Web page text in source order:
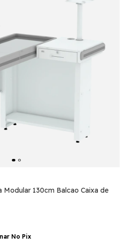
Modular 130cm Balcao Caixa de
No Pix